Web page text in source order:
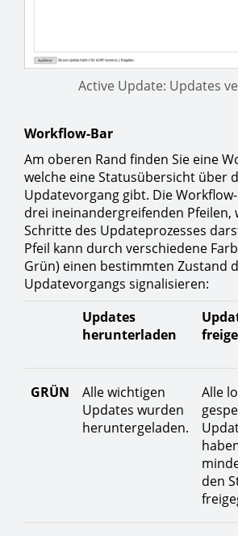
Active Update: Updates
Workflow-Bar
Am oberen Rand finden Sie eine
welche eine Statusübersicht über
Updatevorgang gibt. Die
drei ineinandergreifenden Pfeilen,
Schritte des Updateprozesses
Pfeil kann durch verschiedene
Grün) einen bestimmten Zustand
Updatevorgangs signalisieren:
Updates
herunterladen
GRÜN
Alle wichtigen
Updates wurden
heruntergeladen.
Alle
den